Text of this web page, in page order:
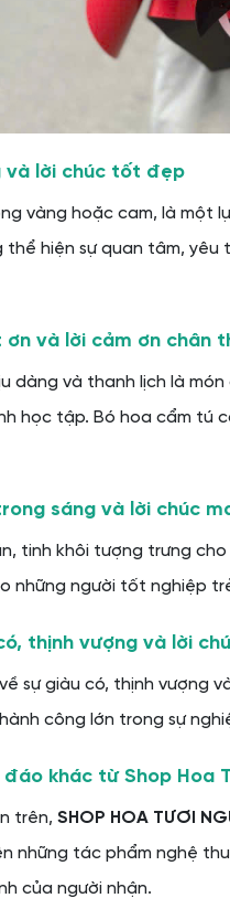
và lời chúc tốt đẹp
vàng hoặc cam, là
thể hiện sự quan tâm,
và lời cảm ơn chân
dàng và thanh lịch là
học tập. Bó hoa cẩm tú
sáng và lời chúc
tinh khôi tượng trưng
những người tốt nghiệp
thịnh vượng và lời
sự giàu có, thịnh vượng
công lớn trong sự
khác từ Shop Hoa
trên, SHOP HOA TƯƠI
những tác phẩm nghệ
của người nhận.